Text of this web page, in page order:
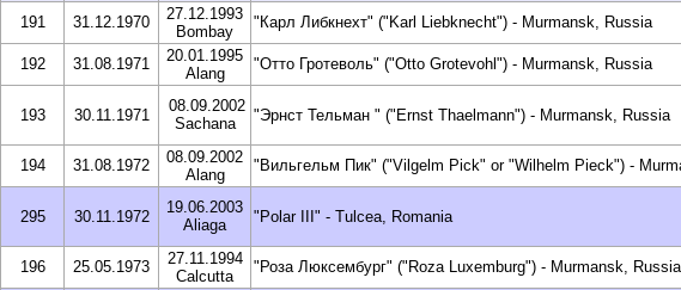
191 31.12.1970
27.12.1993
Bombay
"Карл Либкнехт" ("Karl Liebknecht") - Murmansk, Russia
192 31.08.1971
20.01.1995
Alang
"Отто Гротеволь" ("Otto Grotevohl") - Murmansk, Russia
193 30.11.1971
08.09.2002
Sachana
"Эрнст Тельман " ("Ernst Thaelmann") - Murmansk, Russia
194
31.08.1972
08.09.2002
Alang
"Вильгельм Пик" ("Vilgelm Pick" or "Wilhelm Pieck") -
295 30.11.1972
19.06.2003
Aliaga
"Polar III" - Tulcea, Romania
196 25.05.1973
27.11.1994
Calcutta
"Роза Люксембург" ("Roza Luxemburg") - Murmansk, Russia